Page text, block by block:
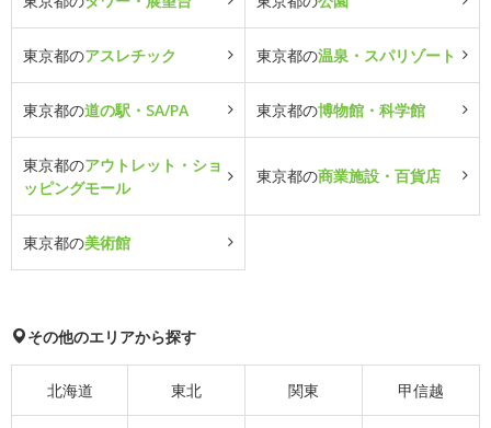
東京都のアスレチック 東京都の温泉・スパリゾート
東京都の道の駅・SA/PA 東京都の博物館・科学館
東京都のアウトレット・ショ
ッピングモール
東京都の商業施設・百貨店
東京都の美術館
その他のエリアから探す
北海道 東北 関東 甲信越